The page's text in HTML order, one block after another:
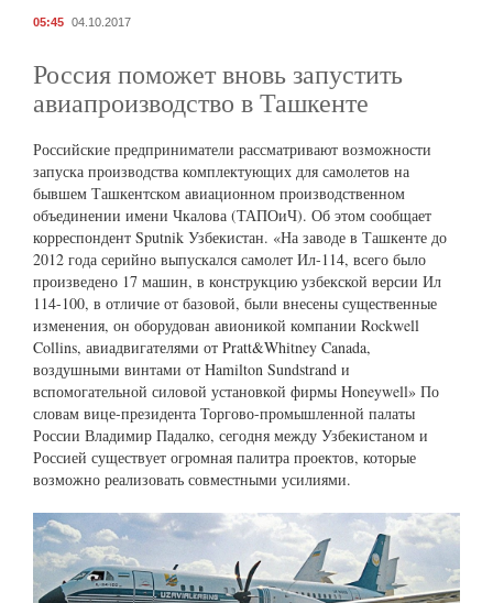
05:45 04.10.2017
Россия поможет вновь запустить
авиапроизводство в Ташкенте
Российские предприниматели рассматривают возможности
запуска производства комплектующих для самолетов на
бывшем Ташкентском авиационном производственном
объединении имени Чкалова (ТАПОиЧ). Об этом сообщает
корреспондент Sputnik Узбекистан. «На заводе в Ташкенте до
2012 года серийно выпускался самолет Ил-114, всего было
произведено 17 машин, в конструкцию узбекской версии Ил
114-100, в отличие от базовой, были внесены существенные
изменения, он оборудован авионикой компании Rockwell
Collins, авиадвигателями от Pratt&Whitney Canada,
воздушными винтами от Hamilton Sundstrand и
вспомогательной силовой установкой фирмы Honeywell» По
словам вице-президента Торгово-промышленной палаты
России Владимир Падалко, сегодня между Узбекистаном и
Россией существует огромная палитра проектов, которые
возможно реализовать совместными усилиями.